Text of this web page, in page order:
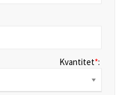
Kvantitet*: